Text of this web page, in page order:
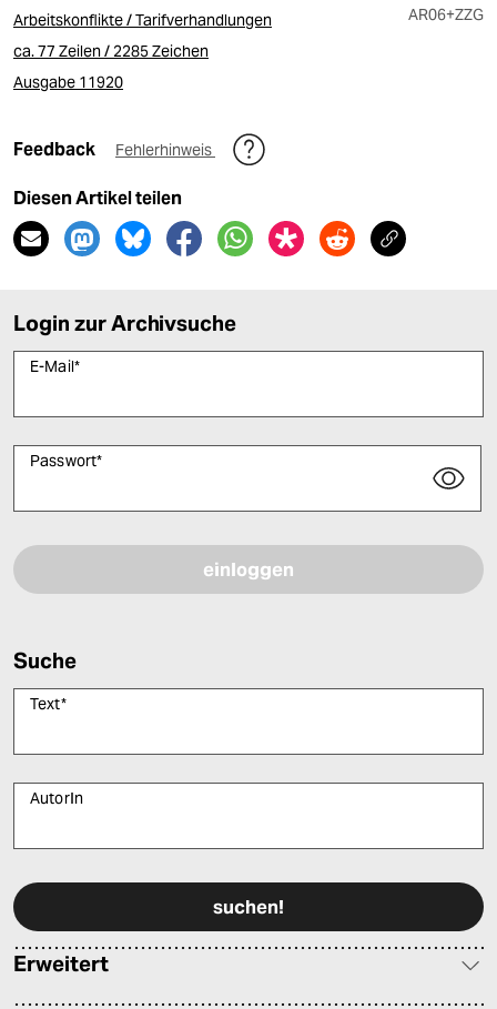
Arbeitskonflikte / Tarifverhandlungen
AR06+ZZG
ca. 77 Zeilen / 2285 Zeichen
Ausgabe 11920
Feedback Fehlerhinweis
Diesen Artikel teilen
Login zur Archivsuche
E-Mail*
Passwort*
Suche
Text*
AutorIn
Erweitert